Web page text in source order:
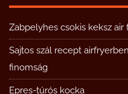
Zabpelyhes csokis keksz air
Sajtos szál recept
finomság
Epres-túrós kocka